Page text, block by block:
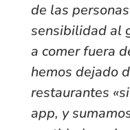
de las
sensibilidad al
a comer fuera
hemos dejado
restaurantes
app, y